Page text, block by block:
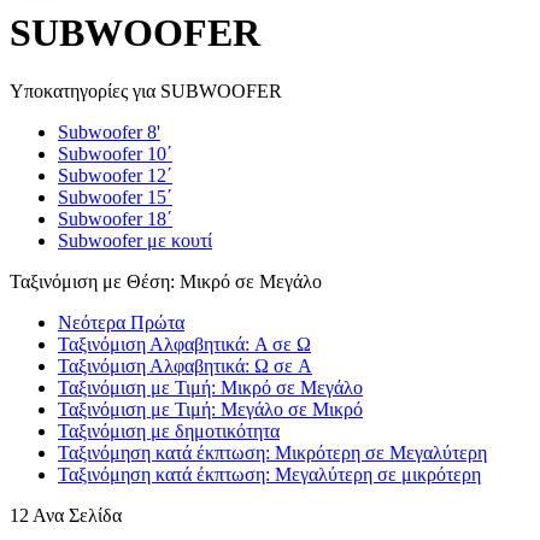
SUBWOOFER
Υποκατηγορίες για SUBWOOFER
Subwoofer 8'
Subwoofer 10΄
Subwoofer 12΄
Subwoofer 15΄
Subwoofer 18΄
Subwoofer με κουτί
Ταξινόμιση με Θέση: Μικρό σε Μεγάλο
Νεότερα Πρώτα
Ταξινόμιση Αλφαβητικά: A σε Ω
Ταξινόμιση Αλφαβητικά: Ω σε A
Ταξινόμιση με Τιμή: Μικρό σε Μεγάλο
Ταξινόμιση με Τιμή: Μεγάλο σε Μικρό
Ταξινόμιση με δημοτικότητα
Ταξινόμηση κατά έκπτωση: Μικρότερη σε Μεγαλύτερη
Ταξινόμηση κατά έκπτωση: Μεγαλύτερη σε μικρότερη
12 Ανα Σελίδα